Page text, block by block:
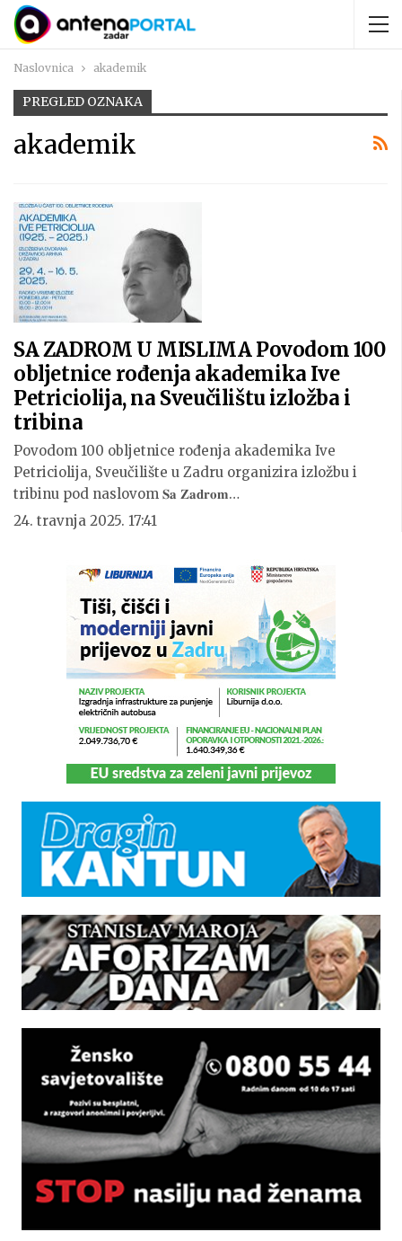
Naslovnica akademik
PREGLED OZNAKA
akademik
SA ZADROM U MISLIMA Povodom 100
obljetnice rođenja akademika Ive
Petriciolija, na Sveučilištu izložba i
tribina
Povodom 100 obljetnice rođenja akademika Ive
Petriciolija, Sveučilište u Zadru organizira izložbu i
tribinu pod naslovom 𝐒𝐚 𝐙𝐚𝐝𝐫𝐨𝐦…
24. travnja 2025. 17:41